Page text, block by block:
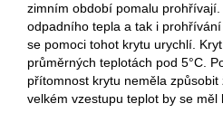
zimním období pomalu
odpadního tepla a tak i
se pomoci tohot krytu urychlí.
průměrných teplotách pod 5°C.
přítomnost krytu neměla
velkém vzestupu teplot by se měl